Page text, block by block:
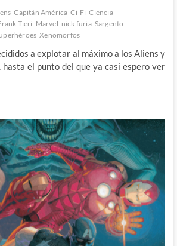
Capitán América Ci-Fi Ciencia
Tieri Marvel nick furia Sargento
Xenomorfos
a explotar al máximo a los Aliens y
hasta el punto del que ya casi espero ver